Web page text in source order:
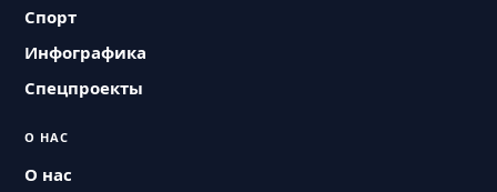
Спорт
Инфографика
Спецпроекты
О НАС
О нас